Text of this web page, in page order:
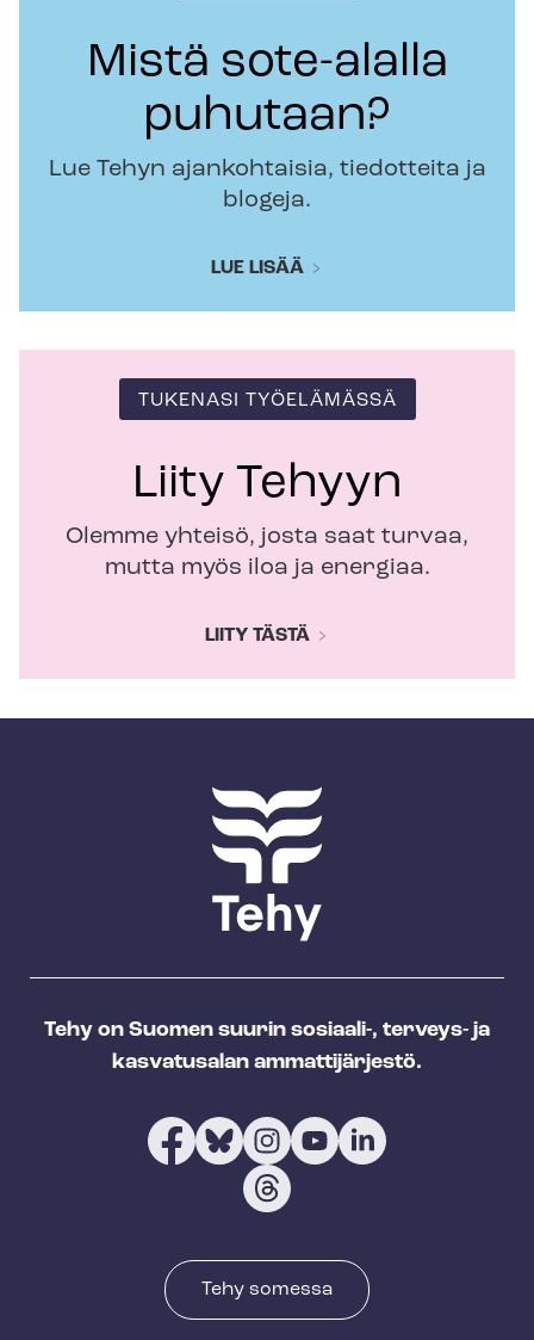
Mistä sote-alalla
puhutaan?
Lue Tehyn ajankohtaisia, tiedotteita ja
blogeja.
LUE LISÄÄ
TUKENASI TYÖELÄMÄSSÄ
Liity Tehyyn
Olemme yhteisö, josta saat turvaa,
mutta myös iloa ja energiaa.
LIITY TÄSTÄ
Tehy on Suomen suurin sosiaali-, terveys- ja
kasvatusalan ammattijärjestö.
Tehy somessa